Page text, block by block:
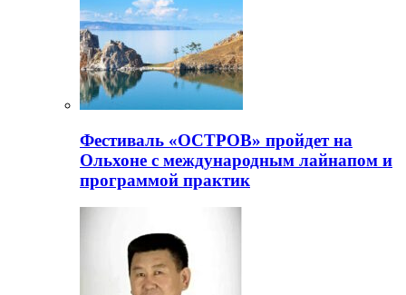
Фестиваль «ОСТРОВ» пройдет на
Ольхоне с международным лайнапом и
программой практик